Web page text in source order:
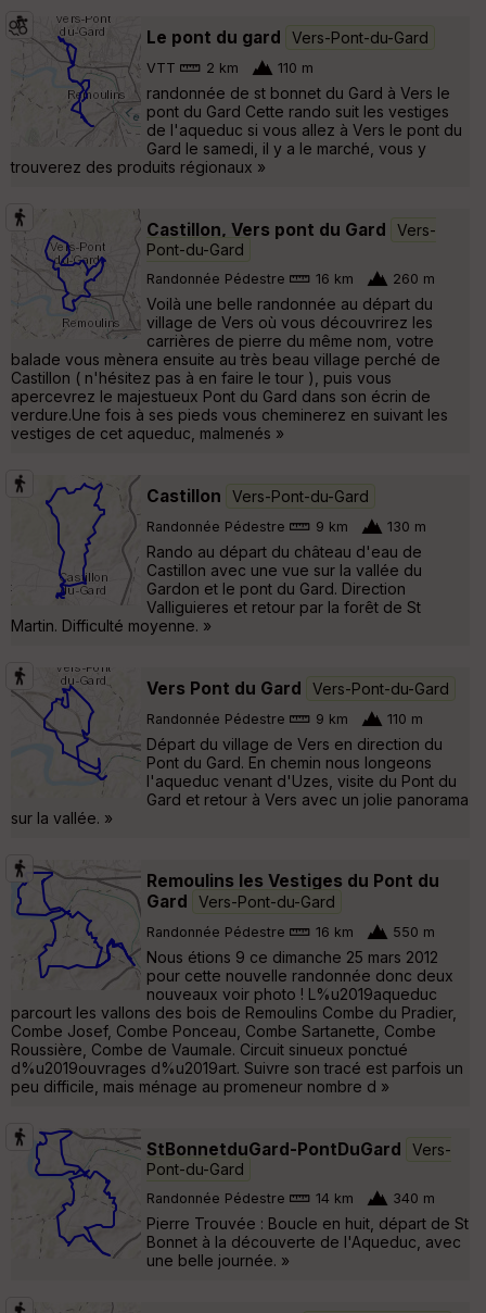
Le pont du gard Vers-Pont-du-Gard
VTT 2 km 110 m
randonnée de st bonnet du Gard à Vers le
pont du Gard Cette rando suit les vestiges
de l'aqueduc si vous allez à Vers le pont du
Gard le samedi, il y a le marché, vous y
trouverez des produits régionaux »
Castillon, Vers pont du Gard
Vers-
Pont-du-Gard
Randonnée Pédestre 16 km 260 m
Voilà une belle randonnée au départ du
village de Vers où vous découvrirez les
carrières de pierre du même nom, votre
balade vous mènera ensuite au très beau village perché de
Castillon ( n'hésitez pas à en faire le tour ), puis vous
apercevrez le majestueux Pont du Gard dans son écrin de
verdure.Une fois à ses pieds vous cheminerez en suivant les
vestiges de cet aqueduc, malmenés »
Castillon Vers-Pont-du-Gard
Randonnée Pédestre 9 km 130 m
Rando au départ du château d'eau de
Castillon avec une vue sur la vallée du
Gardon et le pont du Gard. Direction
Valliguieres et retour par la forêt de St
Martin. Difficulté moyenne. »
Vers Pont du Gard Vers-Pont-du-Gard
Randonnée Pédestre 9 km 110 m
Départ du village de Vers en direction du
Pont du Gard. En chemin nous longeons
l'aqueduc venant d'Uzes, visite du Pont du
Gard et retour à Vers avec un jolie panorama
sur la vallée. »
Remoulins les Vestiges du Pont du
Gard
Vers-Pont-du-Gard
Randonnée Pédestre 16 km 550 m
Nous étions 9 ce dimanche 25 mars 2012
pour cette nouvelle randonnée donc deux
nouveaux voir photo ! L%u2019aqueduc
parcourt les vallons des bois de Remoulins Combe du Pradier,
Combe Josef, Combe Ponceau, Combe Sartanette, Combe
Roussière, Combe de Vaumale. Circuit sinueux ponctué
d%u2019ouvrages d%u2019art. Suivre son tracé est parfois un
peu difficile, mais ménage au promeneur nombre d »
StBonnetduGard-PontDuGard
Vers-
Pont-du-Gard
Randonnée Pédestre 14 km 340 m
Pierre Trouvée : Boucle en huit, départ de St
Bonnet à la découverte de l'Aqueduc, avec
une belle journée. »